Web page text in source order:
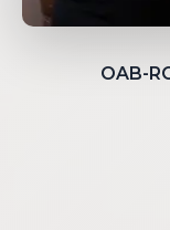
OAB-